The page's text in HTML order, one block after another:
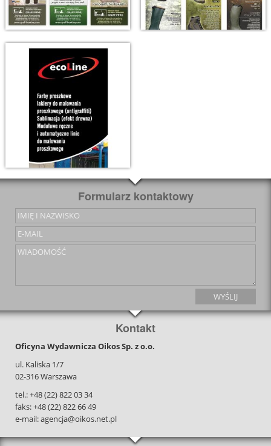
Formularz kontaktowy
Kontakt
Oficyna Wydawnicza Oikos Sp. z o.o.
ul. Kaliska 1/7
02-316 Warszawa
tel.: +48 (22) 822 03 34
faks: +48 (22) 822 66 49
e-mail: agencja@oikos.net.pl